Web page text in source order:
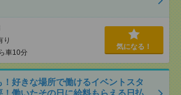
り
車10分
気になる！
！好きな場所で働けるイベントスタ
働いたその日に給料もらえる日払